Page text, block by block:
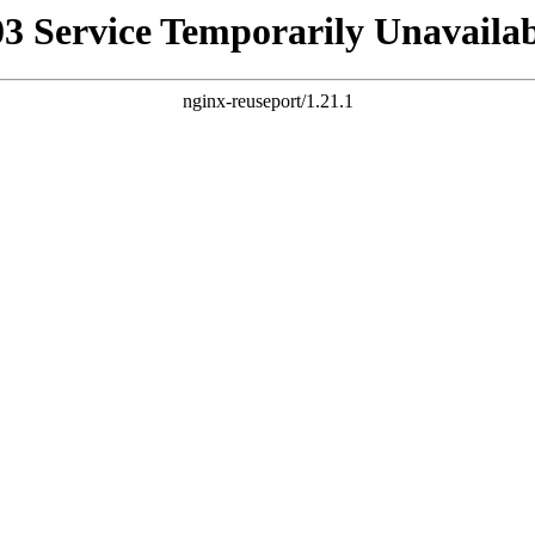
Service Temporarily
nginx-reuseport/1.21.1